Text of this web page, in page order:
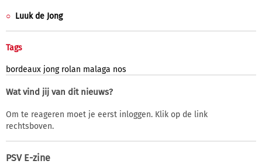
Luuk de Jong
Tags
bordeaux jong rolan malaga nos
Wat vind jij van dit nieuws?
Om te reageren moet je eerst inloggen. Klik op de link
rechtsboven.
PSV E-zine